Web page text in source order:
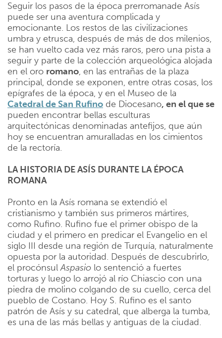
Seguir los pasos de la época prerromanade Asís
puede ser una aventura complicada y
emocionante. Los restos de las civilizaciones
umbra y etrusca, después de más de dos milenios,
se han vuelto cada vez más raros, pero una pista a
seguir y parte de la colección arqueológica alojada
en el oro romano, en las entrañas de la plaza
principal, donde se exponen, entre otras cosas, los
epígrafes de la época, y en el Museo de la
Catedral de San Rufino de Diocesano, en el que se
pueden encontrar bellas esculturas
arquitectónicas denominadas antefijos, que aún
hoy se encuentran amuralladas en los cimientos
de la rectoría.
LA HISTORIA DE ASÍS DURANTE LA ÉPOCA
ROMANA
Pronto en la Asís romana se extendió el
cristianismo y también sus primeros mártires,
como Rufino. Rufino fue el primer obispo de la
ciudad y el primero en predicar el Evangelio en el
siglo III desde una región de Turquía, naturalmente
opuesta por la autoridad. Después de descubrirlo,
el procónsulAspasio lo sentenció a fuertes
torturas y luego lo arrojó al río Chiascio con una
piedra de molino colgando de su cuello, cerca del
pueblo de Costano. Hoy S. Rufino es el santo
patrón de Asís y su catedral, que alberga la tumba,
es una de las más bellas y antiguas de la ciudad.